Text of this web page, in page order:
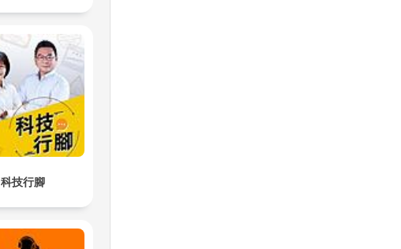
科技行腳